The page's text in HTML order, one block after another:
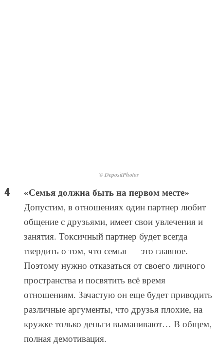
© DepositPhotos
«Семья должна быть на первом месте»
Допустим, в отношениях один партнер любит
общение с друзьями, имеет свои увлечения и
занятия. Токсичный партнер будет всегда
твердить о том, что семья — это главное.
Поэтому нужно отказаться от своего личного
пространства и посвятить всё время
отношениям. Зачастую он еще будет приводить
различные аргументы, что друзья плохие, на
кружке только деньги выманивают… В общем,
полная демотивация.